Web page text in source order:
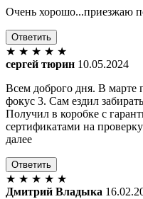
Очень хорошо...приезжаю
Ответить
★ ★ ★ ★ ★
сергей тюрин 10.05.2024
Всем доброго дня. В марте
фокус 3. Сам ездил
Получил в коробке с
сертификатами на
далее
Ответить
★ ★ ★ ★ ★
Дмитрий Владыка